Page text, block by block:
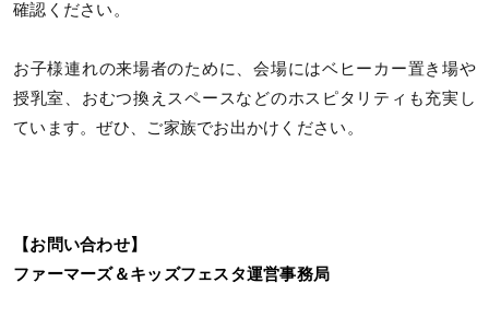
確認ください。
お子様連れの来場者のために、会場にはベヒーカー置き場や
授乳室、おむつ換えスペースなどのホスピタリティも充実し
ています。ぜひ、ご家族でお出かけください。
【お問い合わせ】
ファーマーズ＆キッズフェスタ運営事務局